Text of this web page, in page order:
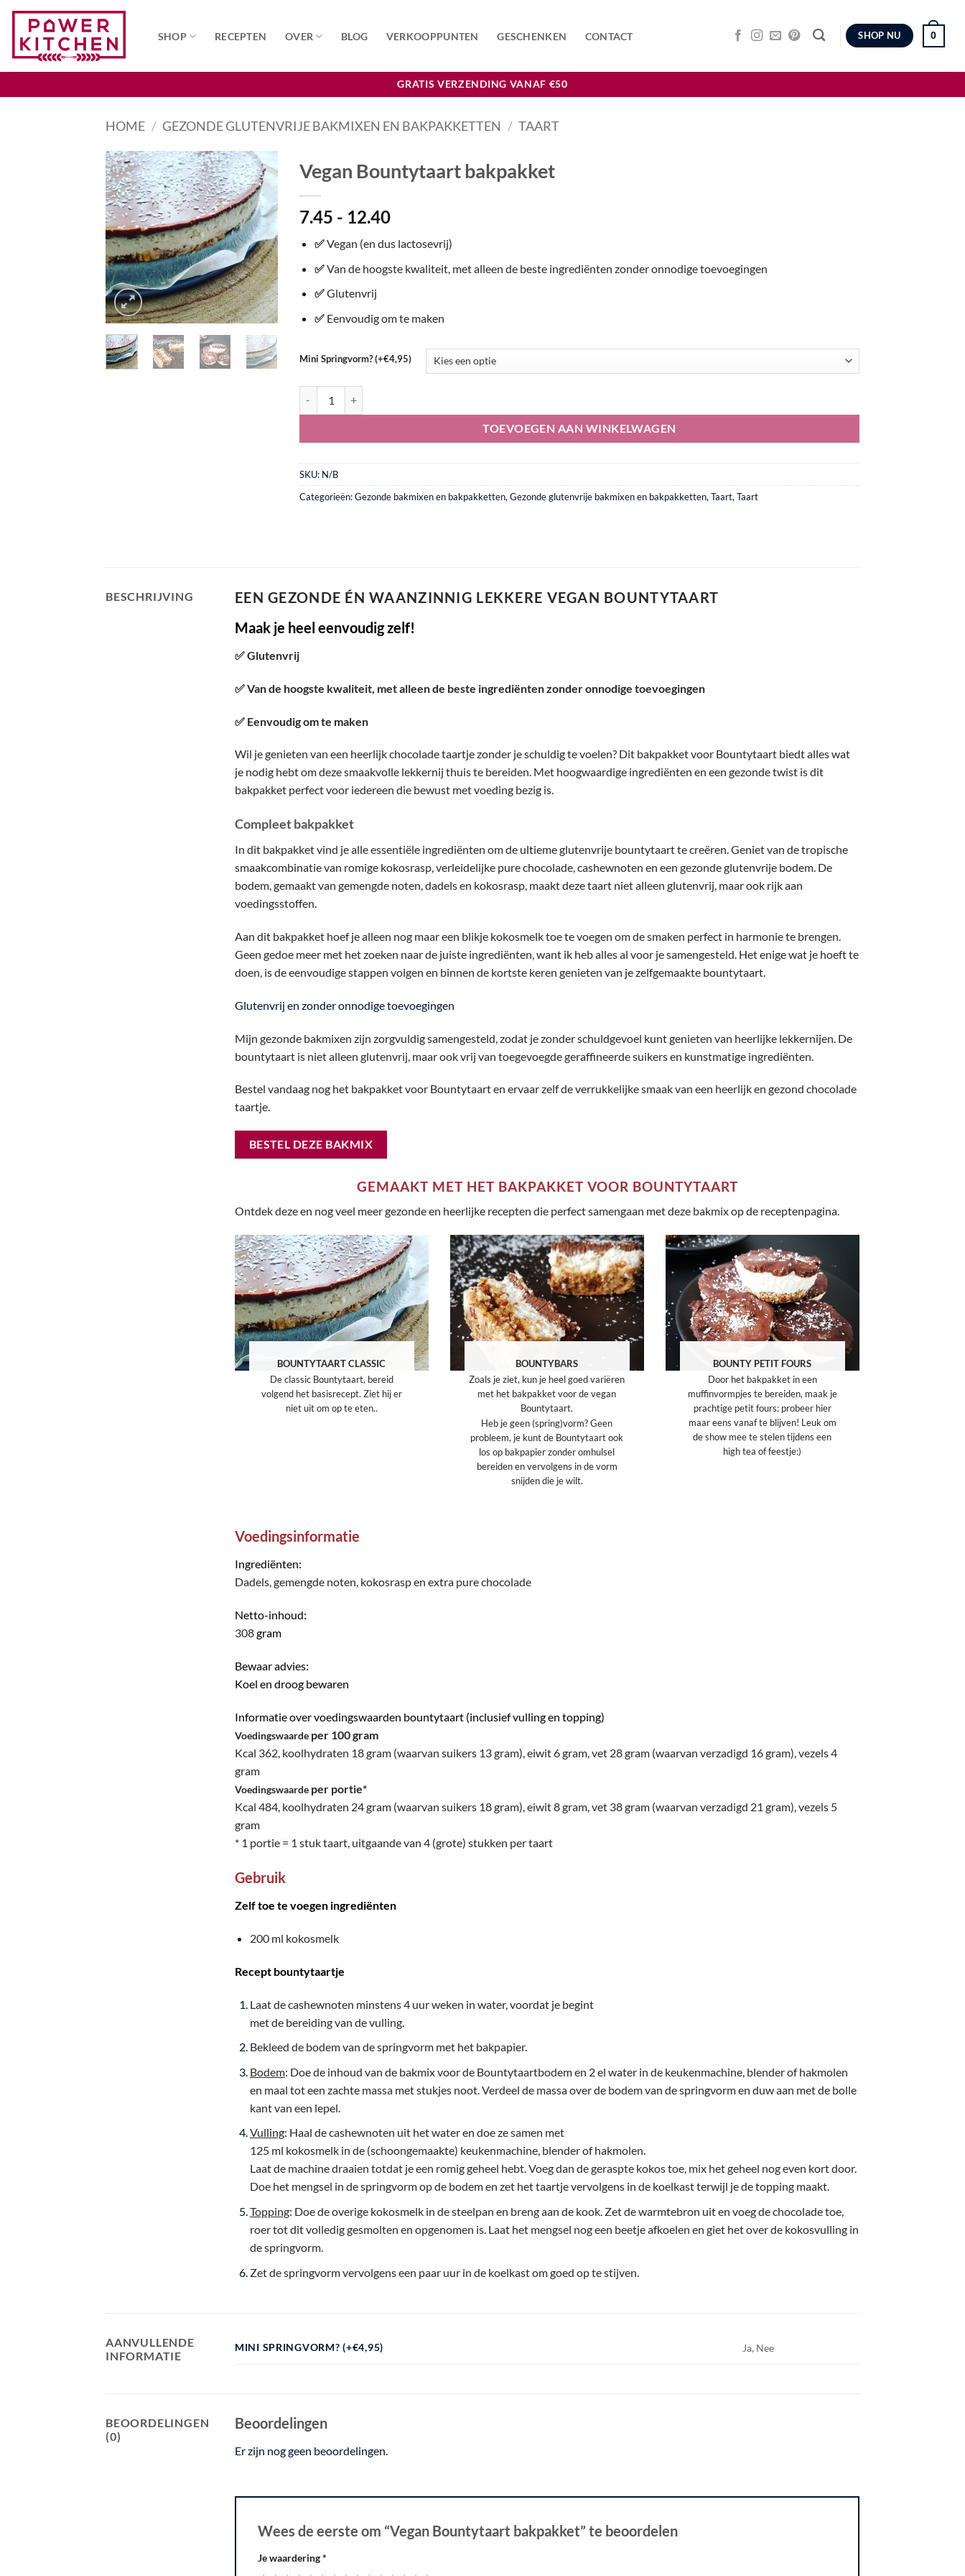
Ga
inhoud
SHOP RECEPTEN OVER BLOG VERKOOPPUNTEN GESCHENKEN CONTACT SHOP NU 0
GRATIS VERZENDING VANAF €50
HOME / GEZONDE GLUTENVRIJE BAKMIXEN EN BAKPAKKETTEN / TAART
Toevoegen
aan
wenslijst
Vegan Bountytaart bakpakket
7.45 - 12.40Prijsklasse:
tot
€12.40
✅Vegan (en dus lactosevrij)
✅Van de hoogste kwaliteit, met alleen de beste ingrediënten zonder onnodige toevoegingen
✅Glutenvrij
✅ Eenvoudig om te maken
Mini Springvorm? (+€4,95)
TOEVOEGEN AAN WINKELWAGEN
SKU: N/B
Categorieën:Gezonde bakmixen en bakpakketten,Gezonde glutenvrije bakmixen en bakpakketten,Taart,Taart
BESCHRIJVING
EEN GEZONDE ÉN WAANZINNIG LEKKERE VEGAN BOUNTYTAART
Maak je heel eenvoudig zelf!
✅ Glutenvrij
✅ Van de hoogste kwaliteit, met alleen de beste ingrediënten zonder onnodige toevoegingen
✅ Eenvoudig om te maken
Wil je genieten van een heerlijk chocolade taartje zonder je schuldig te voelen? Dit bakpakket voor Bountytaart biedt alles wat
je nodig hebt om deze smaakvolle lekkernij thuis te bereiden. Met hoogwaardige ingrediënten en een gezonde twist is dit
bakpakket perfect voor iedereen die bewust met voeding bezig is.
Compleet bakpakket
In dit bakpakket vind je alle essentiële ingrediënten om de ultieme glutenvrije bountytaart te creëren. Geniet van de tropische
smaakcombinatie van romige kokosrasp, verleidelijke pure chocolade, cashewnoten en een gezonde glutenvrije bodem. De
bodem, gemaakt van gemengde noten, dadels en kokosrasp, maakt deze taart niet alleen glutenvrij, maar ook rijk aan
voedingsstoffen.
Aan dit bakpakket hoef je alleen nog maar een blikje kokosmelk toe te voegen om de smaken perfect in harmonie te brengen.
Geen gedoe meer met het zoeken naar de juiste ingrediënten, want ik heb alles al voor je samengesteld. Het enige wat je hoeft te
doen, is de eenvoudige stappen volgen en binnen de kortste keren genieten van je zelfgemaakte bountytaart.
Glutenvrij en zonder onnodige toevoegingen
Mijn gezonde bakmixen zijn zorgvuldig samengesteld, zodat je zonder schuldgevoel kunt genieten van heerlijke lekkernijen. De
bountytaart is niet alleen glutenvrij, maar ook vrij van toegevoegde geraffineerde suikers en kunstmatige ingrediënten.
Bestel vandaag nog het bakpakket voor Bountytaart en ervaar zelf de verrukkelijke smaak van een heerlijk en gezond chocolade
taartje.
BESTEL DEZE BAKMIX
GEMAAKT MET HET BAKPAKKET VOOR BOUNTYTAART
Ontdek deze en nog veel meer gezonde en heerlijke recepten die perfect samengaan met deze bakmix op de receptenpagina.
BOUNTYTAART CLASSIC
De classic Bountytaart, bereid
volgend het basisrecept. Ziet hij er
niet uit om op te eten..
BOUNTYBARS
Zoals je ziet, kun je heel goed variëren
met het bakpakket voor de vegan
Bountytaart.
Heb je geen (spring)vorm? Geen
probleem, je kunt de Bountytaart ook
los op bakpapier zonder omhulsel
bereiden en vervolgens in de vorm
snijden die je wilt.
BOUNTY PETIT FOURS
Door het bakpakket in een
muffinvormpjes te bereiden, maak je
prachtige petit fours: probeer hier
maar eens vanaf te blijven! Leuk om
de show mee te stelen tijdens een
high tea of feestje:)
Voedingsinformatie
Ingrediënten:
Dadels, gemengde noten, kokosraspen extra pure chocolade
Netto-inhoud:
308gram
Bewaar advies:
Koel en droog bewaren
Informatie over voedingswaarden bountytaart (inclusief vulling en topping)
Voedingswaarde per 100 gram
Kcal 362, koolhydraten 18 gram (waarvan suikers 13 gram), eiwit 6 gram, vet 28 gram (waarvan verzadigd 16 gram), vezels 4
gram
Voedingswaarde per portie*
Kcal 484, koolhydraten 24 gram (waarvan suikers 18 gram), eiwit 8 gram, vet 38 gram (waarvan verzadigd 21 gram), vezels 5
gram
* 1 portie = 1 stuk taart, uitgaande van 4 (grote) stukken per taart
Gebruik
Zelf toe te voegen ingrediënten
200 ml kokosmelk
Recept bountytaartje
Laat de cashewnoten minstens 4 uur weken in water, voordat je begint
met de bereiding van de vulling.
Bekleed de bodem van de springvorm met het bakpapier.
Bodem: Doe de inhoud van de bakmix voor de Bountytaartbodem en 2 el water in de keukenmachine, blender of hakmolen
en maal tot een zachte massa met stukjes noot. Verdeel de massa over de bodem van de springvorm en duw aan met de bolle
kant van een lepel.
Vulling: Haal de cashewnoten uit het water en doe ze samen met
125 ml kokosmelk in de (schoongemaakte) keukenmachine, blender of hakmolen.
Laat de machine draaien totdat je een romig geheel hebt. Voeg dan de geraspte kokos toe, mix het geheel nog even kort door.
Doe het mengsel in de springvorm op de bodem en zet het taartje vervolgens in de koelkast terwijl je de topping maakt.
Topping: Doe de overige kokosmelk in de steelpan en breng aan de kook. Zet de warmtebron uit en voeg de chocolade toe,
roer tot dit volledig gesmolten en opgenomen is. Laat het mengsel nog een beetje afkoelen en giet het over de kokosvulling in
de springvorm.
Zet de springvorm vervolgens een paar uur in de koelkast om goed op te stijven.
AANVULLENDE
INFORMATIE
MINI SPRINGVORM? (+€4,95) Ja, Nee
BEOORDELINGEN
(0)
Beoordelingen
Er zijn nog geen beoordelingen.
Wees de eerste om “Vegan Bountytaart bakpakket” te beoordelen
Je waardering*